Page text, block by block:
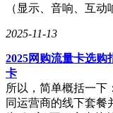
（显示、音响、互
2025-11-13
2025网购流量卡选
卡
所以，简单概括一下
同运营商的线下套餐